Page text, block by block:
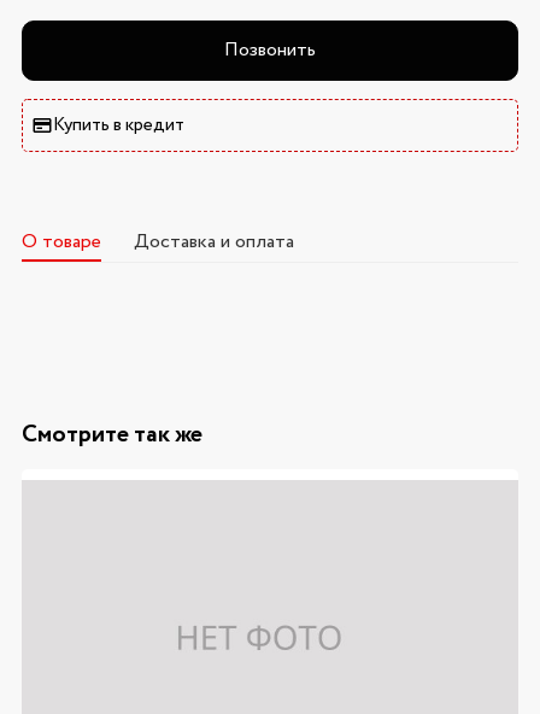
Позвонить
Купить в кредит
О товаре Доставка и оплата
Смотрите так же